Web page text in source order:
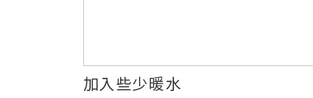
加入些少暖水